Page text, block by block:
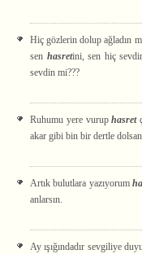
Hiç gözlerin dolup ağladın
sen hasretini, sen hiç
sevdin mi???
Ruhumu yere vuruphasret
akar gibi bin bir dertle
Artık bulutlara yazıyorum
anlarsın.
Ay ışığındadır sevgiliye